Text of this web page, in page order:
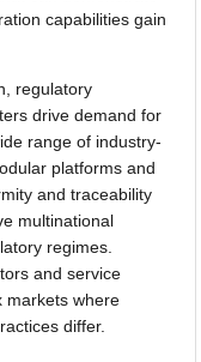
capabilities gain
regulatory
drive demand for
range of industry-
platforms and
and traceability
multinational
regimes.
and service
markets where
differ.